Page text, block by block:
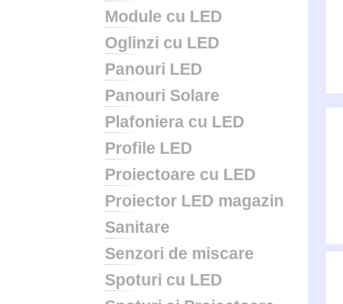
Module cu LED
Oglinzi cu LED
Panouri LED
Panouri Solare
Plafoniera cu LED
Profile LED
Proiectoare cu LED
Proiector LED magazin
Sanitare
Senzori de miscare
Spoturi cu LED